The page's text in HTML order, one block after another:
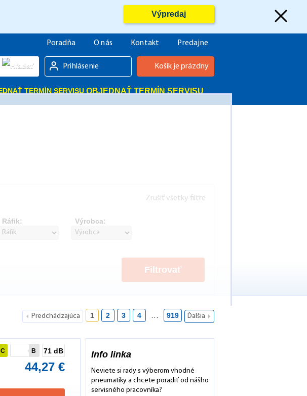
Výpredaj
Košík je prázdny
Prihlásenie
Poradňa O nás Kontakt Predajne
OBJEDNAŤ TERMÍN SERVISU
Zrušiť všetky filtre
Ráfik: Výrobca:
Filtrovať
Predchádzajúca 1 2 3 4 … 919 Ďalšia
C B 71 dB
44,27 €
Info linka
Neviete si rady s výberom vhodné
pneumatiky a chcete poradiť od nášho
servisného pracovníka?